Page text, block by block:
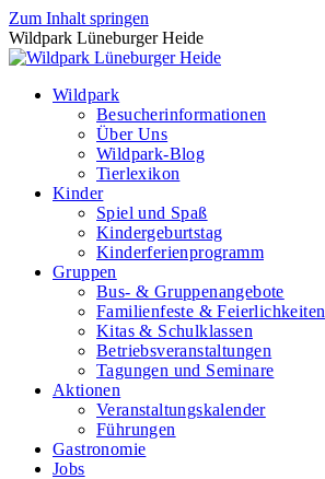
Zum Inhalt springen
Wildpark Lüneburger Heide
Wildpark
Besucherinformationen
Über Uns
Wildpark-Blog
Tierlexikon
Kinder
Spiel und Spaß
Kindergeburtstag
Kinderferienprogramm
Gruppen
Bus- & Gruppenangebote
Familienfeste & Feierlichkeiten
Kitas & Schulklassen
Betriebsveranstaltungen
Tagungen und Seminare
Aktionen
Veranstaltungskalender
Führungen
Gastronomie
Jobs